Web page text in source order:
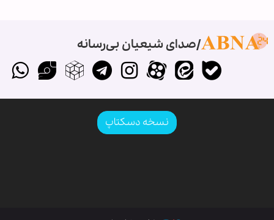
صدای شیعیان بی‌رسانه
نسخه دسکتاپ